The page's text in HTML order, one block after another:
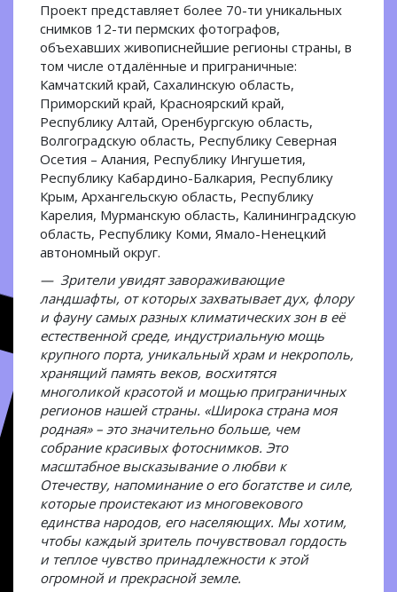
Проект представляет более 70-ти уникальных
снимков 12-ти пермских фотографов,
объехавших живописнейшие регионы страны, в
том числе отдалённые и приграничные:
Камчатский край, Сахалинскую область,
Приморский край, Красноярский край,
Республику Алтай, Оренбургскую область,
Волгоградскую область, Республику Северная
Осетия – Алания, Республику Ингушетия,
Республику Кабардино-Балкария, Республику
Крым, Архангельскую область, Республику
Карелия, Мурманскую область, Калининградскую
область, Республику Коми, Ямало-Ненецкий
автономный округ.
— Зрители увидят завораживающие
ландшафты, от которых захватывает дух, флору
и фауну самых разных климатических зон в её
естественной среде, индустриальную мощь
крупного порта, уникальный храм и некрополь,
хранящий память веков, восхитятся
многоликой красотой и мощью приграничных
регионов нашей страны. «Широка страна моя
родная» – это значительно больше, чем
собрание красивых фотоснимков. Это
масштабное высказывание о любви к
Отечеству, напоминание о его богатстве и силе,
которые проистекают из многовекового
единства народов, его населяющих. Мы хотим,
чтобы каждый зритель почувствовал гордость
и теплое чувство принадлежности к этой
огромной и прекрасной земле.